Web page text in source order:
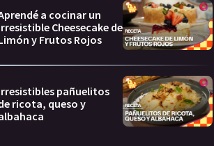
a cocinar un
Cheesecake de
y Frutos Rojos
pañuelitos
ricota, queso y